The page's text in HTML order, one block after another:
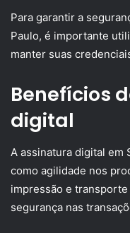
Para garantir a
Paulo, é importante
manter suas
Benefícios
digital
A assinatura digital em
como agilidade nos
impressão e
segurança nas